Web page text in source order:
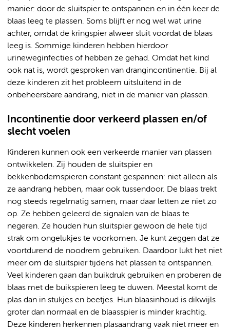
manier: door de sluitspier te ontspannen en in één keer de
blaas leeg te plassen. Soms blijft er nog wel wat urine
achter, omdat de kringspier alweer sluit voordat de blaas
leeg is. Sommige kinderen hebben hierdoor
urineweginfecties of hebben ze gehad. Omdat het kind
ook nat is, wordt gesproken van drangincontinentie. Bij al
deze kinderen zit het probleem uitsluitend in de
onbeheersbare aandrang, niet in de manier van plassen.
Incontinentie door verkeerd plassen en/of
slecht voelen
Kinderen kunnen ook een verkeerde manier van plassen
ontwikkelen. Zij houden de sluitspier en
bekkenbodemspieren constant gespannen: niet alleen als
ze aandrang hebben, maar ook tussendoor. De blaas trekt
nog steeds regelmatig samen, maar daar letten ze niet zo
op. Ze hebben geleerd de signalen van de blaas te
negeren. Ze houden hun sluitspier gewoon de hele tijd
strak om ongelukjes te voorkomen. Je kunt zeggen dat ze
voortdurend de noodrem gebruiken. Daardoor lukt het niet
meer om de sluitspier tijdens het plassen te ontspannen.
Veel kinderen gaan dan buikdruk gebruiken en proberen de
blaas met de buikspieren leeg te duwen. Meestal komt de
plas dan in stukjes en beetjes. Hun blaasinhoud is dikwijls
groter dan normaal en de blaasspier is minder krachtig.
Deze kinderen herkennen plasaandrang vaak niet meer en